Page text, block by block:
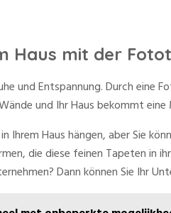
Haus mit der
und Entspannung. Durch
und Ihr Haus bekommt
Ihrem Haus hängen, aber Sie
die diese feinen Tapeten in
Dann können Sie Ihr